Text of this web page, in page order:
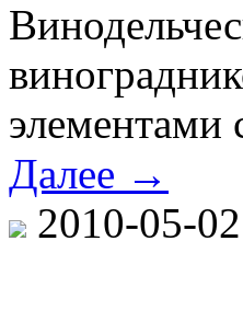
элементами
Далее →
2010-05-